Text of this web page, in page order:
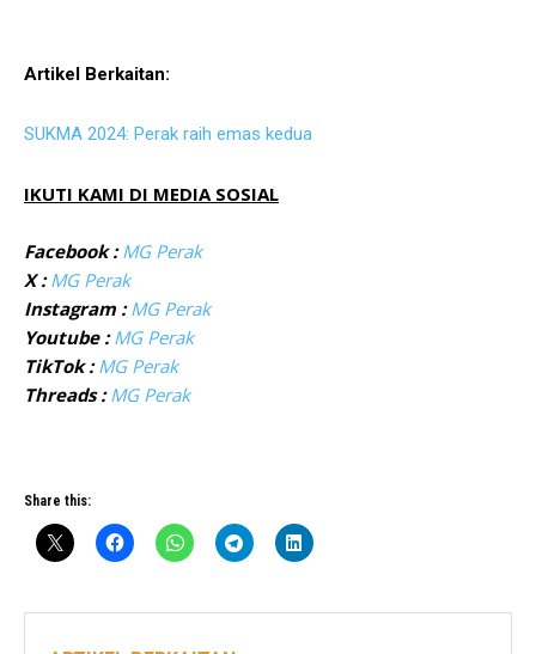
Artikel Berkaitan:
SUKMA 2024: Perak raih emas kedua
IKUTI KAMI DI MEDIA SOSIAL
Facebook : MG Perak
X : MG Perak
Instagram : MG Perak
Youtube : MG Perak
TikTok : MG Perak
Threads : MG Perak
Share this: